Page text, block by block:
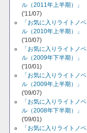
ル（2011年上半期）」
('11/07)
「お気に入りライトノベ
ル（2010年上半期）」
('10/07)
「お気に入りライトノベ
ル（2009年下半期）」
('10/01)
「お気に入りライトノベ
ル（2009年上半期）」
('09/07)
「お気に入りライトノベ
ル（2008年下半期）」
('09/01)
「お気に入りライトノベ